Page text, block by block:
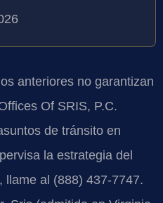
anteriores no garantizan
Of SRIS, P.C.
de tránsito en
la estrategia del
llame al (888) 437-7747.